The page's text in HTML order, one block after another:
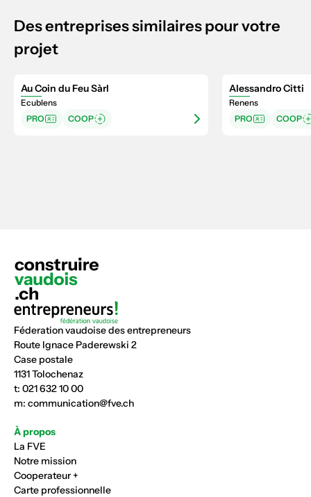
Des entreprises similaires pour votre
projet
Au Coin du Feu Sàrl
Ecublens
PRO
COOP
Alessandro Citti
Renens
PRO
COOP
Féderation vaudoise des entrepreneurs
Route Ignace Paderewski 2
Case postale
1131 Tolochenaz
t: 021 632 10 00
m: communication@fve.ch
À propos
La FVE
Notre mission
Cooperateur +
Carte professionnelle